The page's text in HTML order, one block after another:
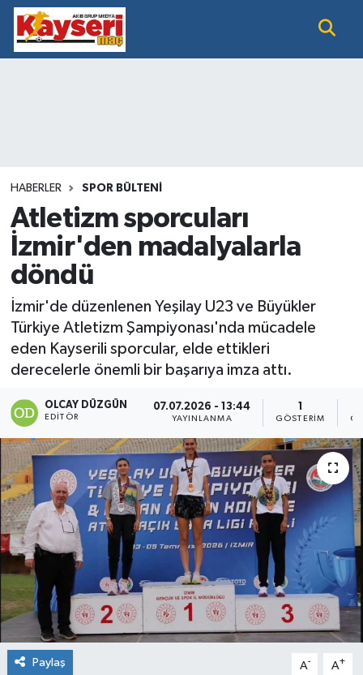
HABERLER SPOR BÜLTENİ
Atletizm sporcuları
İzmir'den madalyalarla
döndü
İzmir'de düzenlenen Yeşilay U23 ve Büyükler
Türkiye Atletizm Şampiyonası'nda mücadele
eden Kayserili sporcular, elde ettikleri
derecelerle önemli bir başarıya imza attı.
OLCAY DÜZGÜN
EDITÖR
07.07.2026 - 13:44
YAYINLANMA GÖSTERIM
Paylaş A- A+
EĞİTİM
SAĞLIK
SİYASET GÜNDEMİ
SPOR BÜLTENİ
SÜPER LİG
Nöbetçi Eczaneler
Trafik Durumu
Süper Lig Puan Durumu ve Fikstür
Tüm Manşetler
Son Dakika Haberleri
Haber Arşivi